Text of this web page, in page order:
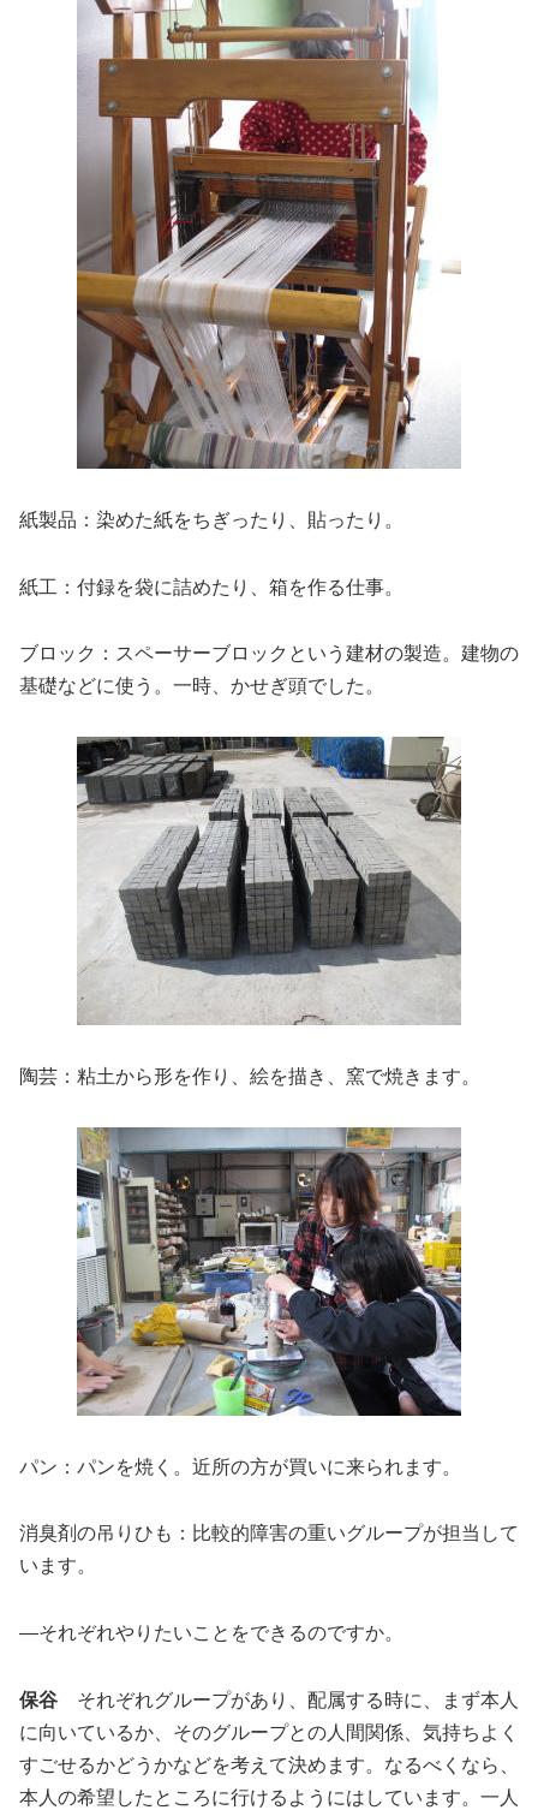
紙製品：染めた紙をちぎったり、貼ったり。
紙工：付録を袋に詰めたり、箱を作る仕事。
ブロック：スペーサーブロックという建材の製造。建物の
基礎などに使う。一時、かせぎ頭でした。
陶芸：粘土から形を作り、絵を描き、窯で焼きます。
パン：パンを焼く。近所の方が買いに来られます。
消臭剤の吊りひも：比較的障害の重いグループが担当して
います。
―それぞれやりたいことをできるのですか。
保谷 それぞれグループがあり、配属する時に、まず本人
に向いているか、そのグループとの人間関係、気持ちよく
すごせるかどうかなどを考えて決めます。なるべくなら、
本人の希望したところに行けるようにはしています。一人